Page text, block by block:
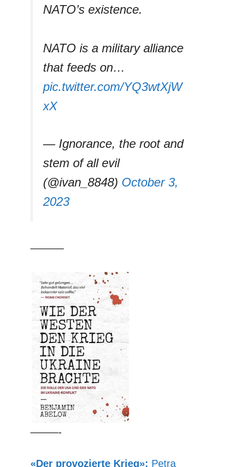
NATO’s existence.
NATO is a military alliance
that feeds on…
pic.twitter.com/YQ3wtXjW
xX
— Ignorance, the root and
stem of all evil
(@ivan_8848) October 3,
2023
––––––
–––––-
«Der provozierte Krieg»: Petra